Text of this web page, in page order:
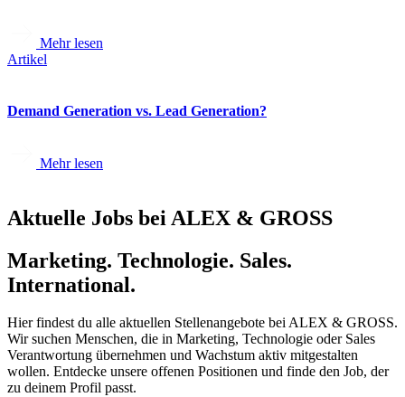
Mehr lesen
Artikel
Demand Generation vs. Lead Generation?
Mehr lesen
Aktuelle Jobs bei ALEX & GROSS
Marketing. Technologie. Sales.
International.
Hier findest du alle aktuellen Stellenangebote bei ALEX & GROSS.
Wir suchen Menschen, die in Marketing, Technologie oder Sales
Verantwortung übernehmen und Wachstum aktiv mitgestalten
wollen. Entdecke unsere offenen Positionen und finde den Job, der
zu deinem Profil passt.